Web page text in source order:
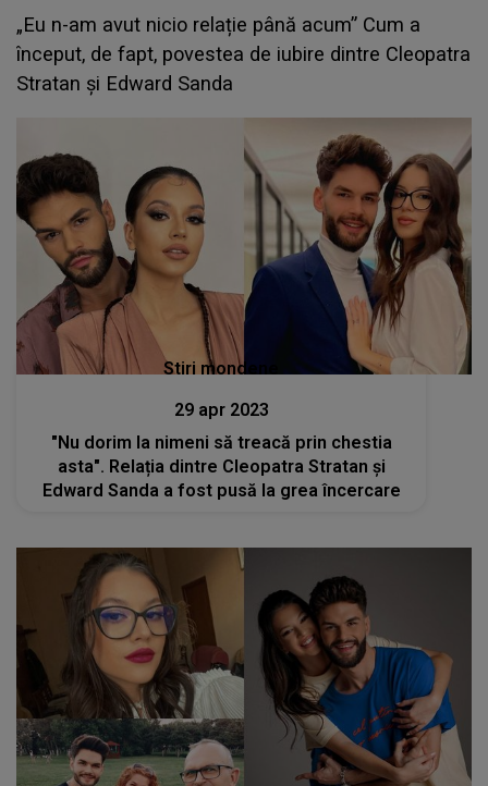
„Eu n-am avut nicio relație până acum” Cum a
început, de fapt, povestea de iubire dintre Cleopatra
Stratan și Edward Sanda
Stiri mondene
29 apr 2023
"Nu dorim la nimeni să treacă prin chestia
asta". Relația dintre Cleopatra Stratan și
Edward Sanda a fost pusă la grea încercare